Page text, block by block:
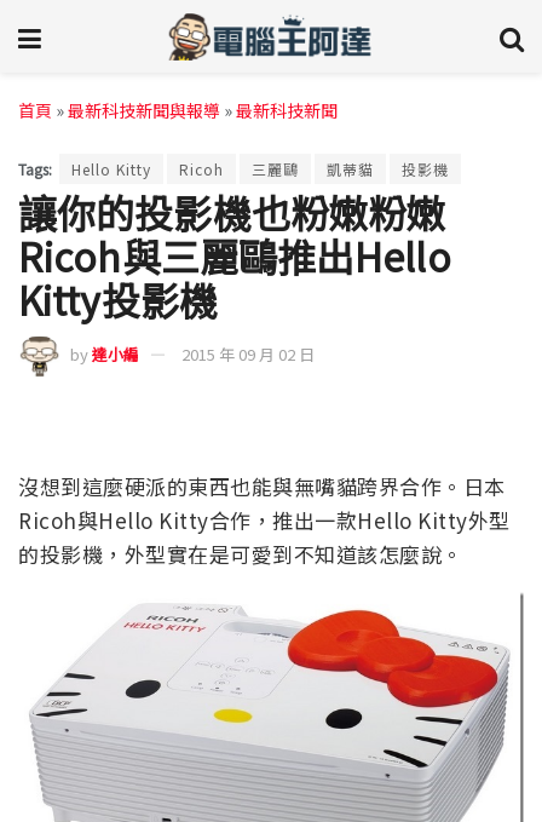
首頁 »最新科技新聞與報導 »最新科技新聞
Tags: Hello Kitty Ricoh 三麗鷗 凱蒂貓 投影機
讓你的投影機也粉嫩粉嫩
Ricoh與三麗鷗推出Hello
Kitty投影機
by達小編 2015 年 09 月 02 日
沒想到這麼硬派的東西也能與無嘴貓跨界合作。日本
Ricoh與Hello Kitty合作，推出一款Hello Kitty外型
的投影機，外型實在是可愛到不知道該怎麼說。